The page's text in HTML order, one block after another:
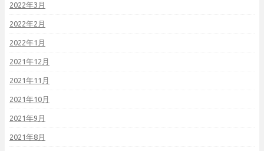
2022年3月
2022年2月
2022年1月
2021年12月
2021年11月
2021年10月
2021年9月
2021年8月